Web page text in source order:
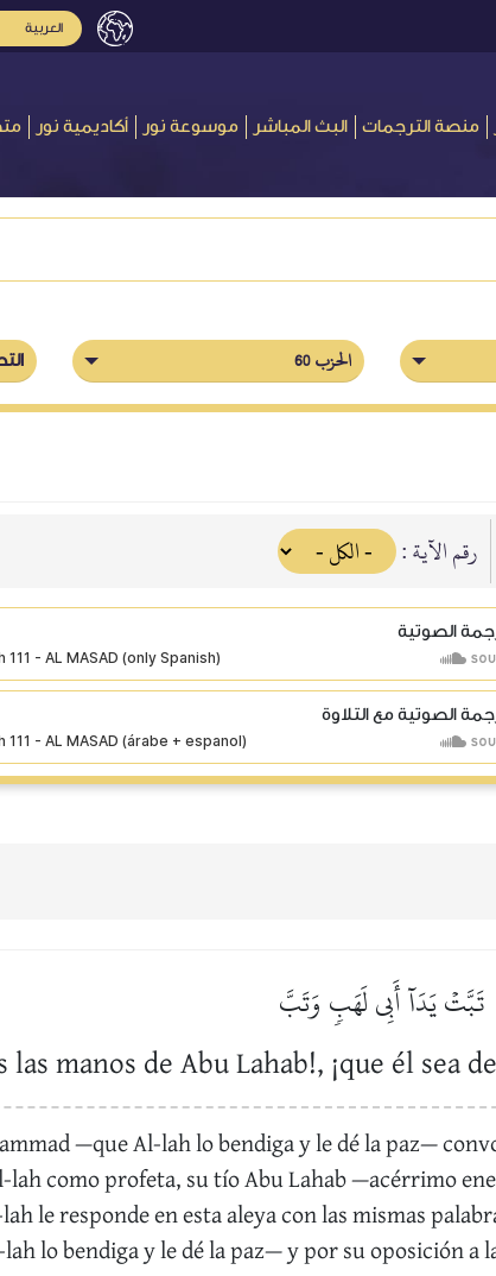
العربية
منصة الترجمات البث المباشر موسوعة نور أكاديمية نور
الحزب 60
رقم الآية :
الصوتية
الصوتية مع التلاوة
تَبَّتۡ يَدَآ أَبِي لَهَبٖ وَتَبَّ
las manos de Abu Lahab!, ¡que él sea
—que Al-lah lo bendiga y le dé la paz—
lah como profeta, su tío Abu Lahab —acérrimo
le responde en esta aleya con las mismas
lo bendiga y le dé la paz— y por su oposición a